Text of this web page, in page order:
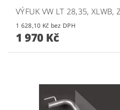
VÝFUK VW LT 28,35, XLWB,
1 628,10 Kč bez DPH
1 970 Kč